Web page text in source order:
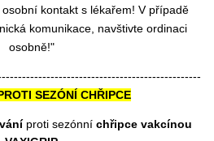
kontakt s lékařem! V případě
komunikace, navštivte ordinaci
osobně!"
SEZÓNÍ CHŘIPCE
proti sezónní chřipce vakcínou